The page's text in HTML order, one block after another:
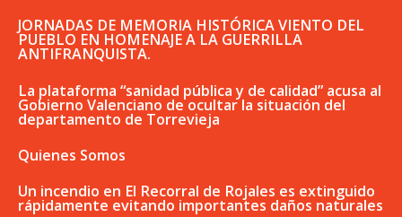
JORNADAS DE MEMORIA HISTÓRICA VIENTO DEL
PUEBLO EN HOMENAJE A LA GUERRILLA
ANTIFRANQUISTA.
La plataforma “sanidad pública y de calidad” acusa al
Gobierno Valenciano de ocultar la situación del
departamento de Torrevieja
Quienes Somos
Un incendio en El Recorral de Rojales es extinguido
rápidamente evitando importantes daños naturales